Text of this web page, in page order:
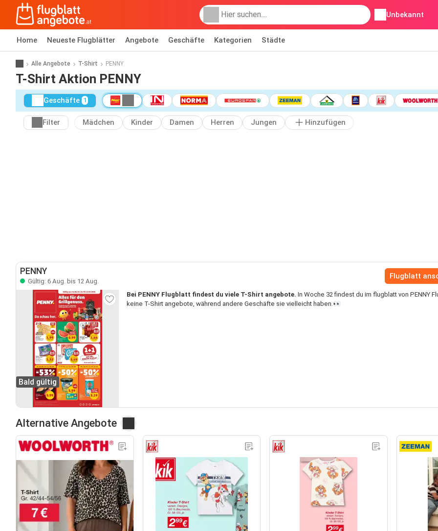
Unbekannt
Home Neueste Flugblätter Angebote Geschäfte Kategorien Städte
Alle Angebote T-Shirt PENNY
T-Shirt Aktion PENNY
Geschäfte 1
Filter Mädchen Kinder Damen Herren Jungen Hinzufügen
PENNY
Gültig: 6 Aug. bis 12 Aug.
Flugblatt
Bald gültig
Bei PENNY Flugblatt findest du viele T-Shirt angebote. In Woche 32 findest du im flugblatt von PENNY
keine T-Shirt angebote, während andere Geschäfte sie vielleicht haben.👀
Alternative Angebote